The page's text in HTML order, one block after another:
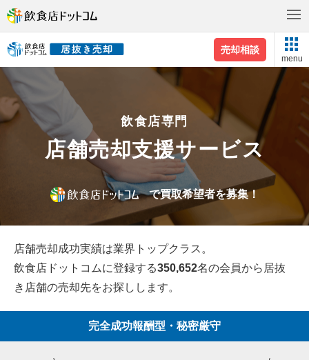
売却相談
menu
飲食店専門
店舗売却支援サービス
で買取希望者を募集！
店舗売却成功実績は業界トップクラス。
飲食店ドットコムに登録する350,652名の会員から居抜
き店舗の売却先をお探しします。
完全成功報酬型・秘密厳守